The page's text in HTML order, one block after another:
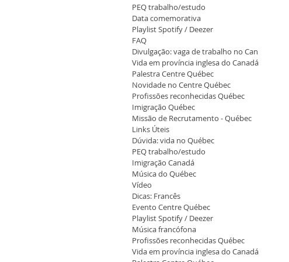
PEQ trabalho/estudo
Data comemorativa
Playlist Spotify / Deezer
FAQ
Divulgação: vaga de trabalho no Can
Vida em província inglesa do Canadá
Palestra Centre Québec
Novidade no Centre Québec
Profissões reconhecidas Québec
Imigração Québec
Missão de Recrutamento - Québec
Links Úteis
Dúvida: vida no Québec
PEQ trabalho/estudo
Imigração Canadá
Música do Québec
Vídeo
Dicas: Francês
Evento Centre Québec
Playlist Spotify / Deezer
Música francófona
Profissões reconhecidas Québec
Vida em província inglesa do Canadá